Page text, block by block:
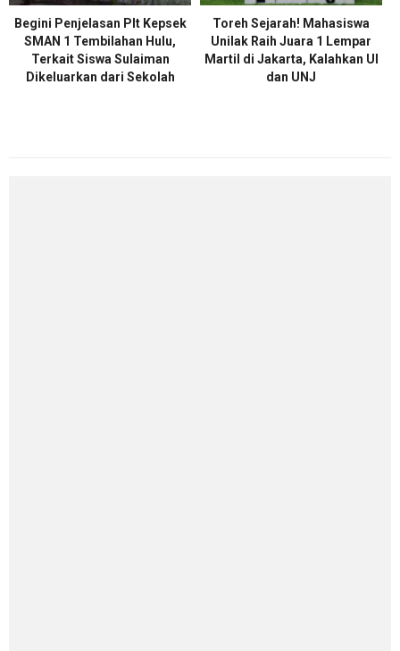
Begini Penjelasan Plt Kepsek
SMAN 1 Tembilahan Hulu,
Terkait Siswa Sulaiman
Dikeluarkan dari Sekolah
Toreh Sejarah! Mahasiswa
Unilak Raih Juara 1 Lempar
Martil di Jakarta, Kalahkan UI
dan UNJ